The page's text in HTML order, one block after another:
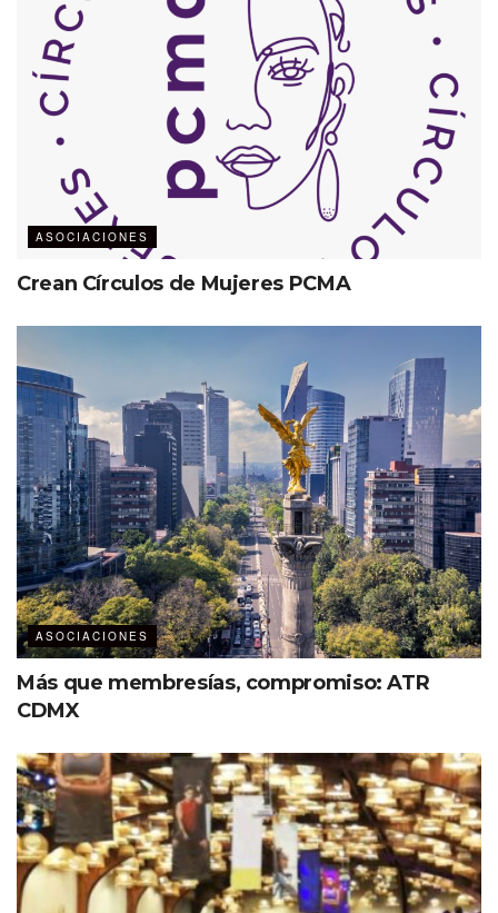
ASOCIACIONES
Crean Círculos de Mujeres PCMA
ASOCIACIONES
Más que membresías, compromiso: ATR
CDMX